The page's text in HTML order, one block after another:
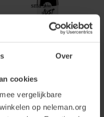
Over
cookies
vergelijkbare
op neleman.org
Organic
Deze wijn is gewoon knettergoed!
Punt.
Vol & krachtig rood Blend